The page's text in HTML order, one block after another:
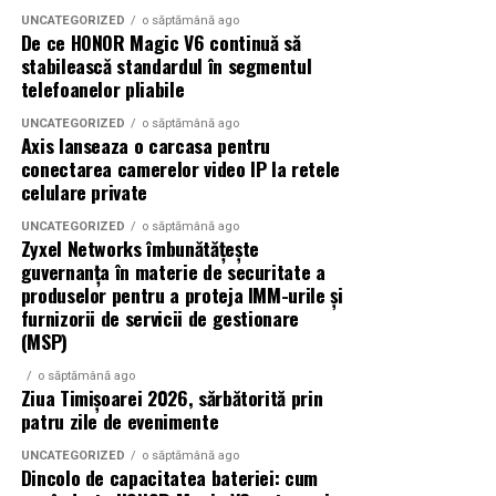
trebuie reluate. Asistenta îți va spune asta dinainte, dar
tot uităm.
Mi s-a întâmplat o dată să simt o furnicătură în piciorul
stâng după vreo cincisprezece minute de scanare. Era
atât de insistentă încât mi-a luat câteva minute bune să
o ignor. Pe urmă a dispărut singură, ca prin minune.
Mintea, partea care suferă cel
mai mult
Corpul se descurcă, în general. Stă, respiră, suportă
zgomotul. Mintea, însă, e altceva. Ea o ia razna când nu
are nimic de făcut și e închisă într-un spațiu îngust,
înconjurată de sunete ciudate.
Claustrofobia, un musafir
UNCATEGORIZED o săptămână ago
De ce HONOR Magic V6 continuă să
stabilească standardul în segmentul
telefoanelor pliabile
UNCATEGORIZED o săptămână ago
Axis lanseaza o carcasa pentru
conectarea camerelor video IP la retele
celulare private
UNCATEGORIZED o săptămână ago
Zyxel Networks îmbunătățește
guvernanța în materie de securitate a
produselor pentru a proteja IMM-urile și
furnizorii de servicii de gestionare
(MSP)
o săptămână ago
Ziua Timișoarei 2026, sărbătorită prin
patru zile de evenimente
UNCATEGORIZED o săptămână ago
Dincolo de capacitatea bateriei: cum